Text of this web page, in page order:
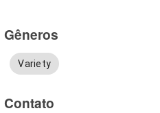
Gêneros
Variety
Contato